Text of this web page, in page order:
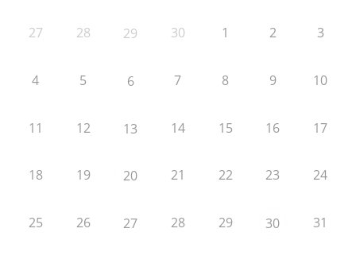
27 28 29 30 1 2 3
4 5 6 7 8 9 10
11 12 13 14 15 16 17
18 19 20 21 22 23 24
25 26 27 28 29 30 31